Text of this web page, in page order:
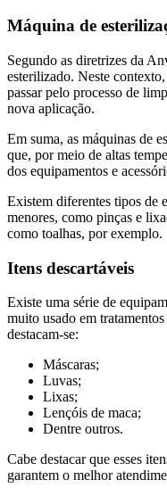
Máquina de
Segundo as diretrizes da
esterilizado. Neste
passar pelo processo de
nova aplicação.
Em suma, as máquinas de
que, por meio de altas
dos equipamentos e
Existem diferentes tipos de
menores, como pinças e
como toalhas, por exemplo.
Itens descartáveis
Existe uma série de
muito usado em
destacam-se:
Máscaras;
Luvas;
Lixas;
Lençóis de maca;
Dentre outros.
Cabe destacar que esses
garantem o melhor